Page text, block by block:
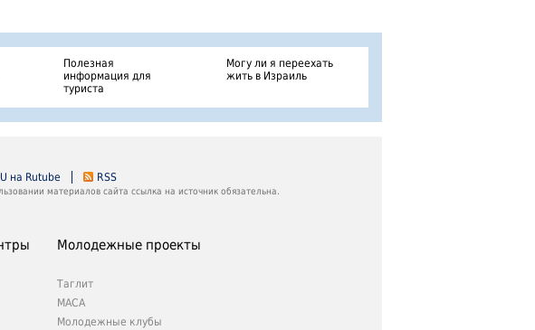
Полезная
информация для
туриста
Могу ли я переехать
жить в Израиль
на Rutube RSS
материалов сайта ссылка на источник обязательна.
Молодежные проекты
Таглит
МАСА
Молодежные клубы